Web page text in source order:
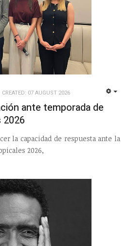
CREATED: 07 AUGUST 2026
ante temporada de
la capacidad de respuesta ante la
2026,